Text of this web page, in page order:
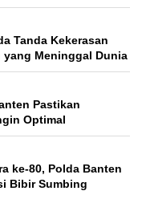
Tanda Kekerasan
yang Meninggal Dunia
Pastikan
Optimal
ke-80, Polda Banten
Bibir Sumbing